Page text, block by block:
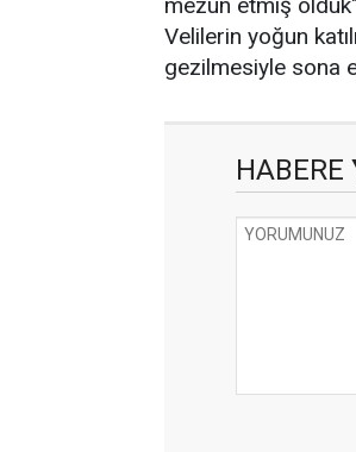
Velilerin yoğun
gezilmesiyle sona
HABERE